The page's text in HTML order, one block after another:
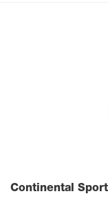
Continental